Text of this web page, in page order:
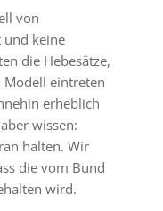
von
und keine
die Hebesätze,
eintreten
erheblich
wissen:
halten. Wir
die vom Bund
wird.